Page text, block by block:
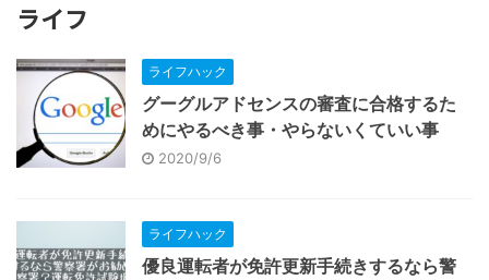
ライフ
ライフハック
グーグルアドセンスの審査に合格するた
めにやるべき事・やらないくていい事
2020/9/6
ライフハック
優良運転者が免許更新手続きするなら警